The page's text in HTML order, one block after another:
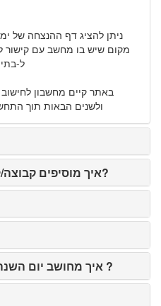
ניתן להציג דף ההנצחה של
מקום שיש בו מחשב עם קישור
ל-
ולשנים הבאות תוך
איך מוסיפים קבוצה/קהילה וכיצד מנהלים אותה?
איך מחושב יום השנה/אירוע בתאריכים מיוחדים ?